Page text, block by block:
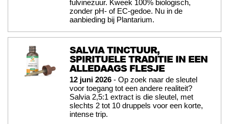
fulvinezuur. Kweek 100% biologisch,
zonder pH- of EC-gedoe. Nu in de
aanbieding bij Plantarium.
SALVIA TINCTUUR,
SPIRITUELE TRADITIE IN EEN
ALLEDAAGS FLESJE
12 juni 2026 - Op zoek naar de sleutel
voor toegang tot een andere realiteit?
Salvia 2,5:1 extract is die sleutel, met
slechts 2 tot 10 druppels voor een korte,
intense trip.